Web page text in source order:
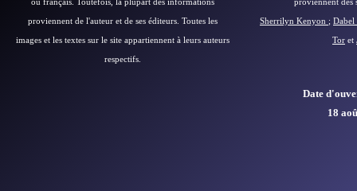
ou français. Toutefois, la plupart des informations
proviennent de l'auteur et de ses éditeurs. Toutes les
images et les textes sur le site appartiennent à leurs auteurs
respectifs.
proviennent des
Sherrilyn Kenyon ; Dabel
Tor et
Date
18